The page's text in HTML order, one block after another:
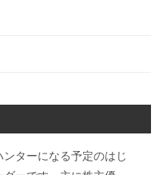
ターになる予定のはじ